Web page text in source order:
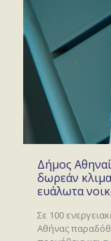
Δήμος
δωρεάν
ευάλωτα
Σε 100
Αθήνας